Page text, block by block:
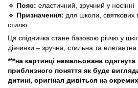
🔹 Пояс: еластичний, зручний у носінні
🔹 Призначення: для школи, святкових
стилю
Ця спідничка стане базовою річчю у
дівчинки – зручна, стильна та
***на картинці намальована
приблизного поняття як буде
дитині, оригінал дивіться на